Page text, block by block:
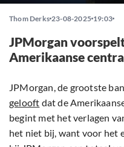
Thom Derks 23-08-2025 19:03
JPMorgan
Amerikaanse
JPMorgan, de grootste
gelooft dat de
begint met het verlagen
het niet bij, want voor het